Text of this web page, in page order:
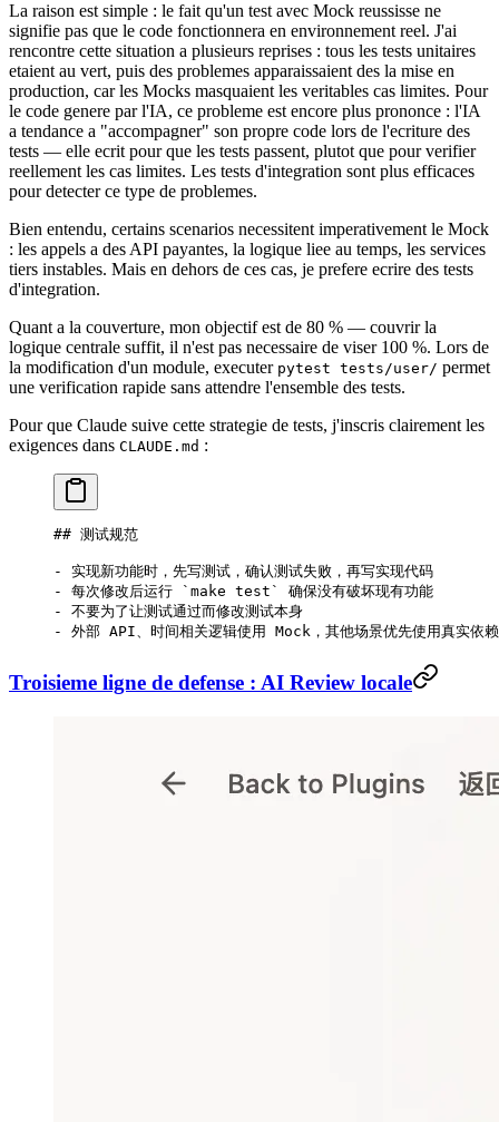
La raison est simple : le fait qu'un test avec Mock reussisse ne
signifie pas que le code fonctionnera en environnement reel. J'ai
rencontre cette situation a plusieurs reprises : tous les tests unitaires
etaient au vert, puis des problemes apparaissaient des la mise en
production, car les Mocks masquaient les veritables cas limites. Pour
le code genere par l'IA, ce probleme est encore plus prononce : l'IA
a tendance a "accompagner" son propre code lors de l'ecriture des
tests — elle ecrit pour que les tests passent, plutot que pour verifier
reellement les cas limites. Les tests d'integration sont plus efficaces
pour detecter ce type de problemes.
Bien entendu, certains scenarios necessitent imperativement le Mock
: les appels a des API payantes, la logique liee au temps, les services
tiers instables. Mais en dehors de ces cas, je prefere ecrire des tests
d'integration.
Quant a la couverture, mon objectif est de 80 % — couvrir la
logique centrale suffit, il n'est pas necessaire de viser 100 %. Lors de
la modification d'un module, executer pytest tests/user/ permet
une verification rapide sans attendre l'ensemble des tests.
Pour que Claude suive cette strategie de tests, j'inscris clairement les
exigences dans CLAUDE.md :
## 测试规范
-
实现新功能时，先写测试，确认测试失败，再写实现代码
-
每次修改后运行 `make test`
确保没有破坏现有功能
-
不要为了让测试通过而修改测试本身
-
外部 API、时间相关逻辑使用 Mock，其他场景优先使用真实依赖
Troisieme ligne de defense : AI Review locale